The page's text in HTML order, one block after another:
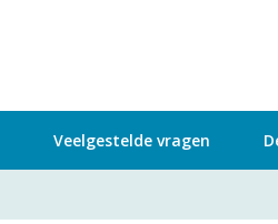
Veelgestelde vragen